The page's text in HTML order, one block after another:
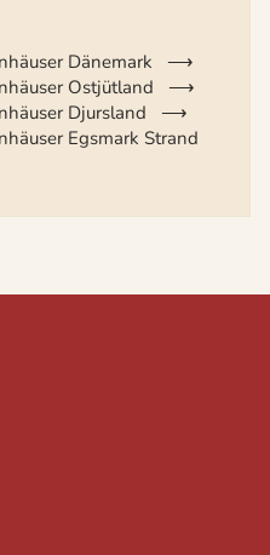
Dänemark
Ostjütland
Djursland
Egsmark Strand